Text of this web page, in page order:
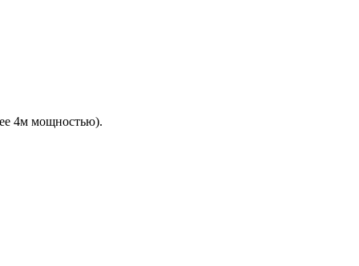
4м мощностью).